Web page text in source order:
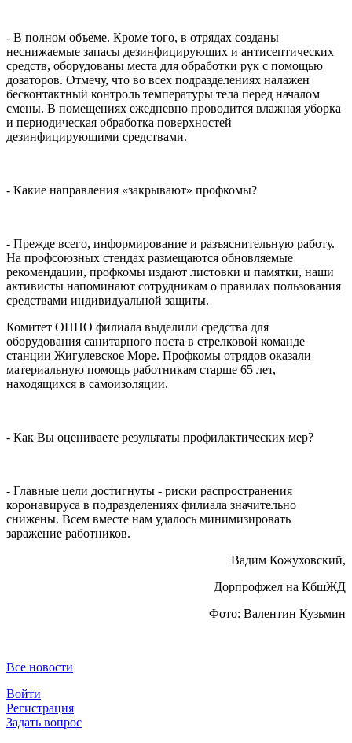
- В полном объеме. Кроме того, в отрядах созданы
неснижаемые запасы дезинфицирующих и антисептических
средств, оборудованы места для обработки рук с помощью
дозаторов. Отмечу, что во всех подразделениях налажен
бесконтактный контроль температуры тела перед началом
смены. В помещениях ежедневно проводится влажная уборка
и периодическая обработка поверхностей
дезинфицирующими средствами.
- Какие направления «закрывают» профкомы?
- Прежде всего, информирование и разъяснительную работу.
На профсоюзных стендах размещаются обновляемые
рекомендации, профкомы издают листовки и памятки, наши
активисты напоминают сотрудникам о правилах пользования
средствами индивидуальной защиты.
Комитет ОППО филиала выделили средства для
оборудования санитарного поста в стрелковой команде
станции Жигулевское Море. Профкомы отрядов оказали
материальную помощь работникам старше 65 лет,
находящихся в самоизоляции.
- Как Вы оцениваете результаты профилактических мер?
- Главные цели достигнуты - риски распространения
коронавируса в подразделениях филиала значительно
снижены. Всем вместе нам удалось минимизировать
заражение работников.
Вадим Кожуховский,
Дорпрофжел на КбшЖД
Фото: Валентин Кузьмин
Все новости
Войти
Регистрация
Задать вопрос